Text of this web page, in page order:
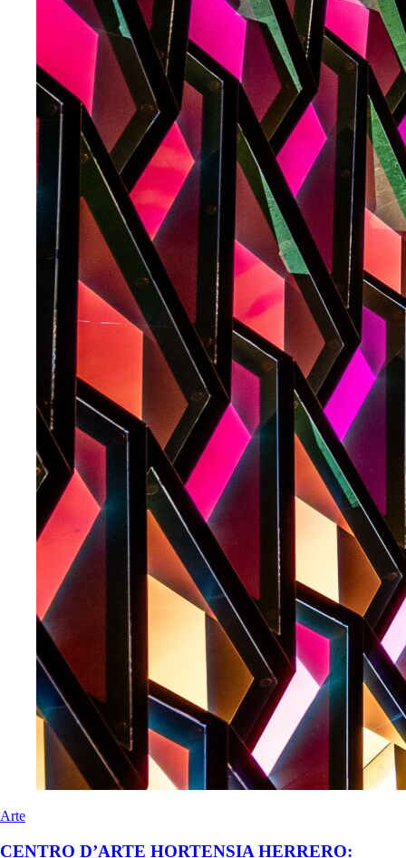
Arte
CENTRO D’ARTE HORTENSIA HERRERO: